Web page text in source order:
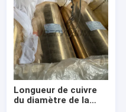
Longueur de cuivre
du diamètre de la